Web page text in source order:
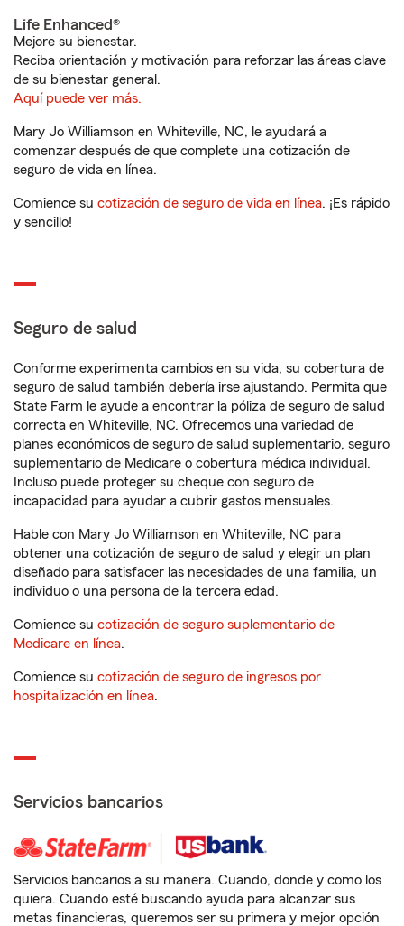
Life Enhanced®
Mejore su bienestar.
Reciba orientación y motivación para reforzar las áreas clave
de su bienestar general.
Aquí puede ver más.
Mary Jo Williamson en Whiteville, NC, le ayudará a
comenzar después de que complete una cotización de
seguro de vida en línea.
Comience su cotización de seguro de vida en línea. ¡Es rápido
y sencillo!
Seguro de salud
Conforme experimenta cambios en su vida, su cobertura de
seguro de salud también debería irse ajustando. Permita que
State Farm le ayude a encontrar la póliza de seguro de salud
correcta en Whiteville, NC. Ofrecemos una variedad de
planes económicos de seguro de salud suplementario, seguro
suplementario de Medicare o cobertura médica individual.
Incluso puede proteger su cheque con seguro de
incapacidad para ayudar a cubrir gastos mensuales.
Hable con Mary Jo Williamson en Whiteville, NC para
obtener una cotización de seguro de salud y elegir un plan
diseñado para satisfacer las necesidades de una familia, un
individuo o una persona de la tercera edad.
Comience su cotización de seguro suplementario de
Medicare en línea.
Comience su cotización de seguro de ingresos por
hospitalización en línea.
Servicios bancarios
Servicios bancarios a su manera. Cuando, donde y como los
quiera. Cuando esté buscando ayuda para alcanzar sus
metas financieras, queremos ser su primera y mejor opción